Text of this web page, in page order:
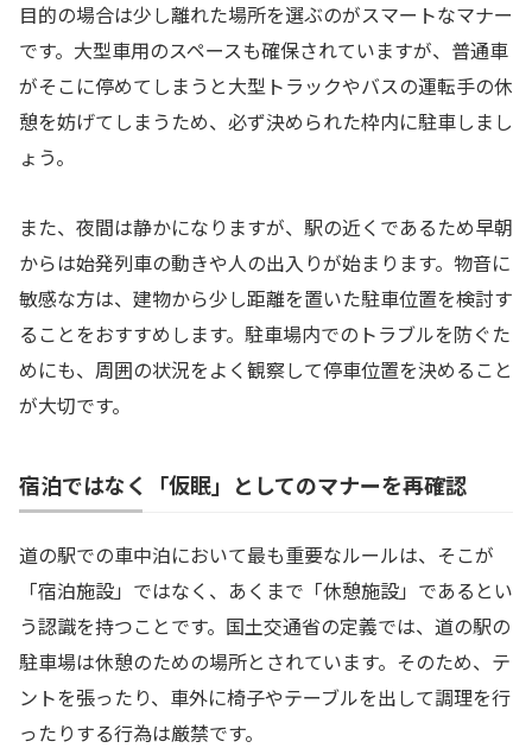
目的の場合は少し離れた場所を選ぶのがスマートなマナー
です。大型車用のスペースも確保されていますが、普通車
がそこに停めてしまうと大型トラックやバスの運転手の休
憩を妨げてしまうため、必ず決められた枠内に駐車しまし
ょう。
また、夜間は静かになりますが、駅の近くであるため早朝
からは始発列車の動きや人の出入りが始まります。物音に
敏感な方は、建物から少し距離を置いた駐車位置を検討す
ることをおすすめします。駐車場内でのトラブルを防ぐた
めにも、周囲の状況をよく観察して停車位置を決めること
が大切です。
宿泊ではなく「仮眠」としてのマナーを再確認
道の駅での車中泊において最も重要なルールは、そこが
「宿泊施設」ではなく、あくまで「休憩施設」であるとい
う認識を持つことです。国土交通省の定義では、道の駅の
駐車場は休憩のための場所とされています。そのため、テ
ントを張ったり、車外に椅子やテーブルを出して調理を行
ったりする行為は厳禁です。